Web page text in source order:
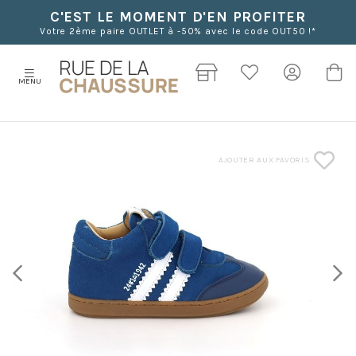
C'EST LE MOMENT D'EN PROFITER
Votre 2ème paire OUTLET à -50% avec le code OUT50 !*
MENU
AJOUTER AUX FAVORIS